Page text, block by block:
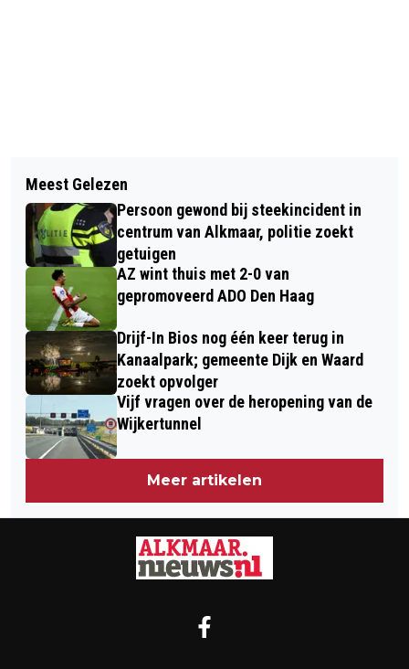
AUTO TE WATER LANGS N245 BIJ
NOORD-SCHARWOUDE
NIEUWE REGELING BEKERS EN
BAKJES
Meest Gelezen
Persoon gewond bij steekincident in
centrum van Alkmaar, politie zoekt
getuigen
AZ wint thuis met 2-0 van
gepromoveerd ADO Den Haag
Drijf-In Bios nog één keer terug in
Kanaalpark; gemeente Dijk en Waard
zoekt opvolger
Vijf vragen over de heropening van de
Wijkertunnel
Meer artikelen